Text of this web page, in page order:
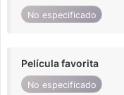
No especificado
Película favorita
No especificado